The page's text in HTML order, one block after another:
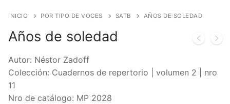
INICIO POR TIPO DE VOCES SATB AÑOS DE SOLEDAD
Años de soledad
Autor: Néstor Zadoff
Colección: Cuadernos de repertorio | volumen 2 | nro
11
Nro de catálogo: MP 2028